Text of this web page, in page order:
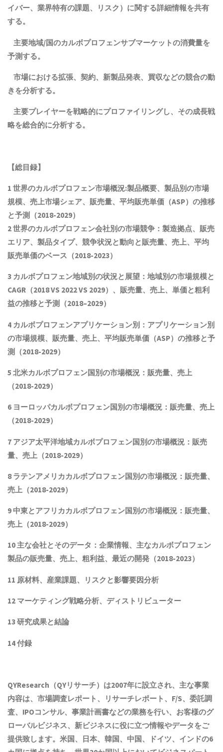
イバー、業界特有の課題、リスク）に関する詳細情報を共有
する。
主要地域/国のカルボプロフェンサブマーケットの消費量を
予測する。
市場における拡張、契約、新製品発表、買収などの競合の動
きを分析する。
主要プレイヤーを戦略的にプロファイリングし、その成長戦
略を総合的に分析する。
【総目録】
1 世界のカルボプロフェン市場概況:製品概要、製品別の市場
規模、売上市場シェア、販売量、平均販売単価（ASP）の推移
と予測（2018-2029）
2 世界のカルボプロフェン会社別の市場競争：製造拠点、販売
エリア、製品タイプ、競争状況と動向と販売量、売上、平均
販売単価のベース（2018-2023）
3 カルボプロフェン地域別の状況と展望：地域別の市場規模と
CAGR（2018 VS 2022 VS 2029）、販売量、売上、単価と粗利
益の推移と予測（2018–2029）
4 カルボプロフェンアプリケーション別：アプリケーション別
の市場規模、 販売量、売上、平均販売単価（ASP）の推移と予
測（2018-2029）
5 北米カルボプロフェン国別の市場概況：販売量、売上
（2018-2029）
6 ヨーロッパカルボプロフェン国別の市場概況：販売量、売上
（2018-2029）
7 アジア太平洋地域カルボプロフェン国別の市場概況：販売
量、売上（2018-2029）
8 ラテンアメリカカルボプロフェン国別の市場概況：販売量、
売上（2018-2029）
9 中東とアフリカカルボプロフェン国別の市場概況：販売量、
売上（2018-2029）
10 主な会社とそのデータ：企業情報、主なカルボプロフェン
製品の販売量、売上、粗利益、最近の開発（2018-2023）
11 原材料、産業課題、リスクと影響要因分析
12 マーケティング戦略分析、ディストリビューター
13 研究成果と結論
14 付録
QYResearch（QYリサーチ）は2007年に設立され、主な事業
内容は、市場調査レポート、リサーチレポート、F/S、委託調
査、IPOコンサル、事業計画書などの業務を行い、お客様のグ
ローバルビジネス、新ビジネスに役に立つ情報やデータをご
提供致します。米国、日本、韓国、中国、ドイツ、 インドの6